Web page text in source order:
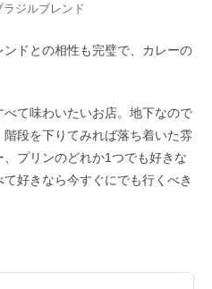
ジルブレンド
ドとの相性も完璧で、カレーの
て味わいたいお店。地下なので
段を下りてみれば落ち着いた雰
プリンのどれか1つでも好きな
好きなら今すぐにでも行くべき